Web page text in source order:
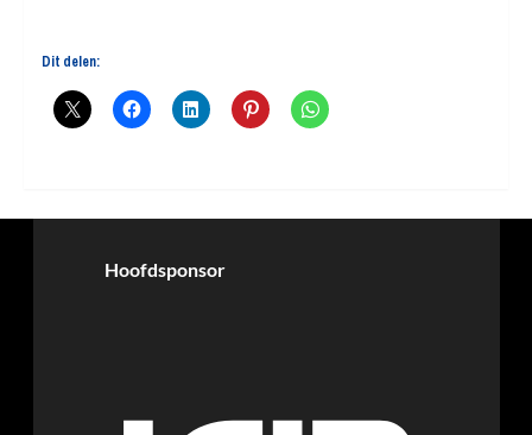
Dit delen:
Hoofdsponsor